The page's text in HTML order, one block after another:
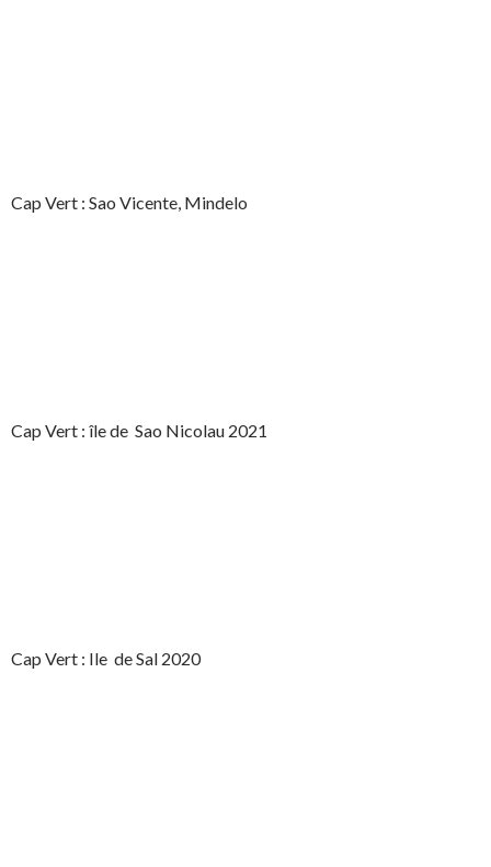
Cap Vert : Sao Vicente, Mindelo
Cap Vert : île de Sao Nicolau 2021
Cap Vert : Ile de Sal 2020